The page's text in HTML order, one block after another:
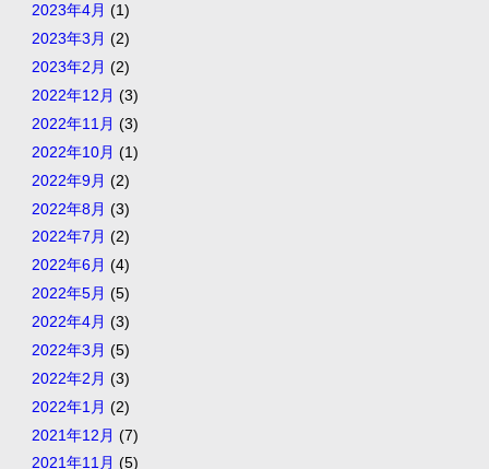
2023年4月 (1)
2023年3月 (2)
2023年2月 (2)
2022年12月 (3)
2022年11月 (3)
2022年10月 (1)
2022年9月 (2)
2022年8月 (3)
2022年7月 (2)
2022年6月 (4)
2022年5月 (5)
2022年4月 (3)
2022年3月 (5)
2022年2月 (3)
2022年1月 (2)
2021年12月 (7)
2021年11月 (5)